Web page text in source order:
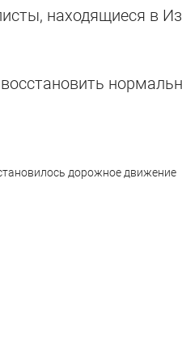
находящиеся в
дорожное движение